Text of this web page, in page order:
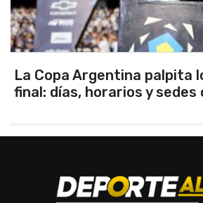
palpita los octavos de
y sedes confirmadas